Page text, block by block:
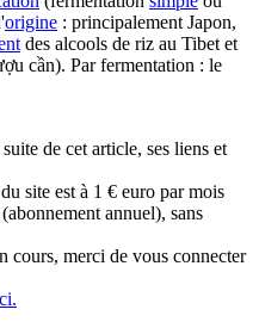
origine : principalement Japon,
des alcools de riz au Tibet et
cần). Par fermentation : le
de cet article, ses liens et
site est à 1 € euro par mois
annuel), sans
cours, merci de vous connecter